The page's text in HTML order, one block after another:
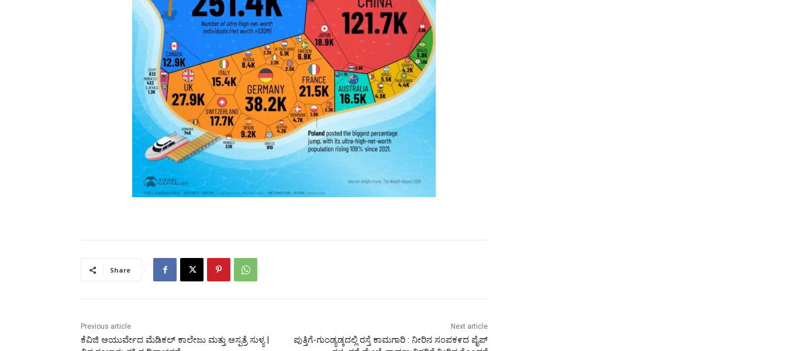
Share
Previous article
ಕೆವಿಜಿ ಆಯುರ್ವೇದ ಮೆಡಿಕಲ್ ಕಾಲೇಜು ಮತ್ತು ಆಸ್ಪತ್ರೆ ಸುಳ್ಯ |
Next article
ಪುತ್ತಿಗೆ-ಗುಂಡ್ಯಡ್ಕದಲ್ಲಿ ರಸ್ತೆ ಕಾಮಗಾರಿ : ನೀರಿನ ಸಂಪಕ೯ದ ಪೈಪ್